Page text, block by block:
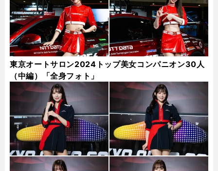
東京オートサロン2024トップ美女コンパニオン30人
（中編）「全身フォト」